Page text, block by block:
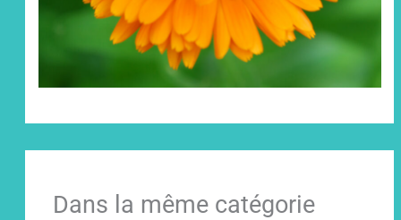
Dans la même catégorie